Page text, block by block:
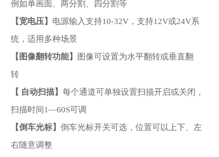
发送留言
例如单画面、两分割、四分割等
【宽电压】 电源输入支持10-32V，支持12V或24V系
统，适用多种场景
【图像翻转功能】 图像可设置为水平翻转或垂直翻
转
【 自动扫描】每个通道可单独设置扫描开启或关闭，
扫描时间1—60S可调
【倒车光标】倒车光标开关可选，位置可以上下、左
右随意调整